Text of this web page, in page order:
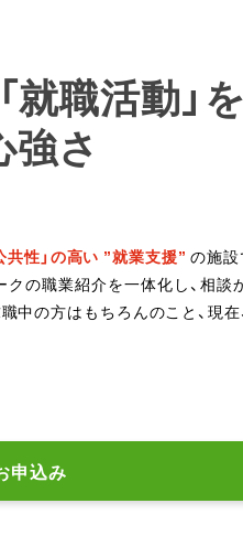
職活動」
強さ
性」の高い ”就業支援” の施設
の職業紹介を一体化し、相談
中の方はもちろんのこと、現
申込み